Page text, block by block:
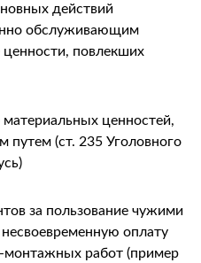
действий
обслуживающим
повлекших
материальных ценностей,
путем (ст. 235 Уголовного
за пользование чужими
оплату
монтажных работ (пример